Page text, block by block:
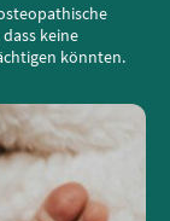
keine
könnten.